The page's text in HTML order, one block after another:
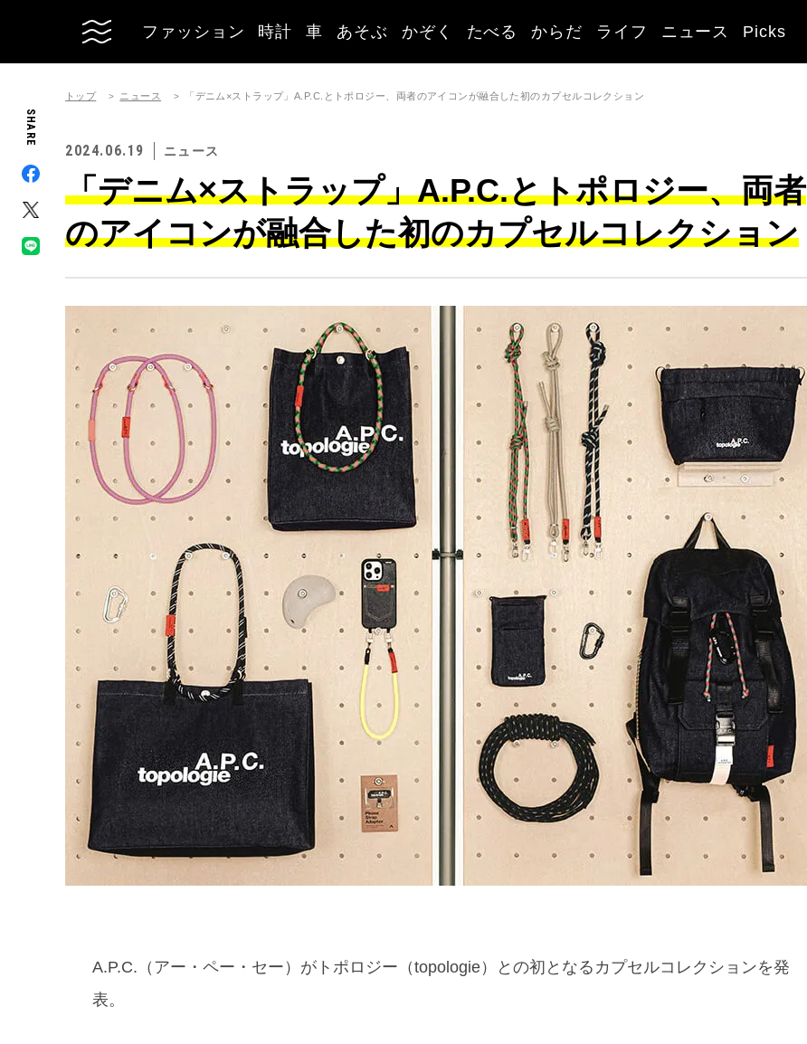
ファッション 時計 車 あそぶ かぞく たべる からだ ライフ ニュース Picks
SHARE
トップ ニュース 「デニム×ストラップ」A.P.C.とトポロジー、両者のアイコンが融合した初のカプセルコレクション
2024.06.19 ニュース
「デニム×ストラップ」A.P.C.とトポロジー、両者
のアイコンが融合した初のカプセルコレクション
A.P.C.（アー・ペー・セー）がトポロジー（topologie）との初となるカプセルコレクションを発
表。